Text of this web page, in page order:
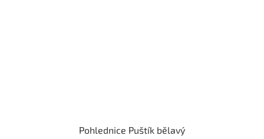
Pohlednice Puštík bělavý